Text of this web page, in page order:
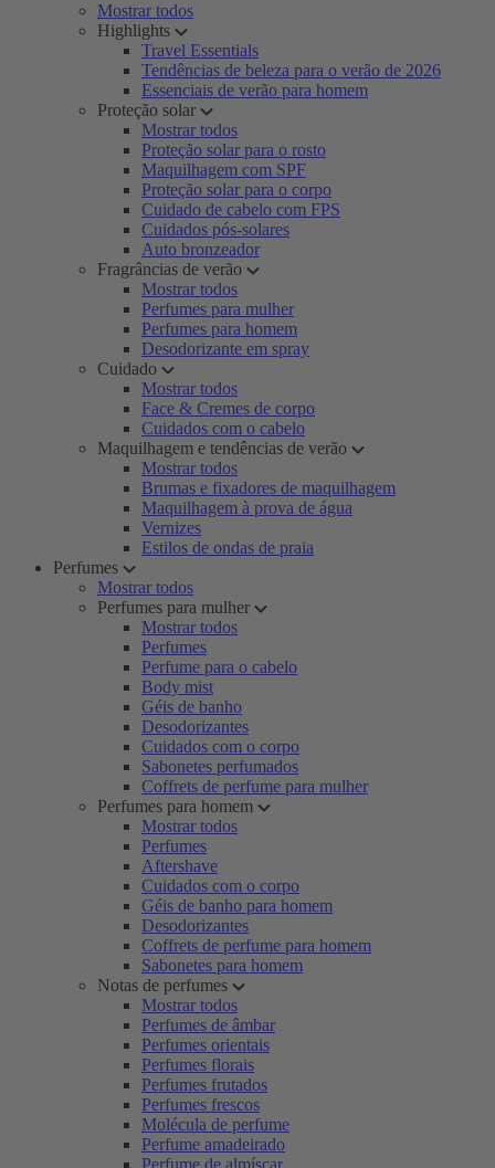
Mostrar todos
Highlights
Travel Essentials
Tendências de beleza para o verão de 2026
Essenciais de verão para homem
Proteção solar
Mostrar todos
Proteção solar para o rosto
Maquilhagem com SPF
Proteção solar para o corpo
Cuidado de cabelo com FPS
Cuidados pós-solares
Auto bronzeador
Fragrâncias de verão
Mostrar todos
Perfumes para mulher
Perfumes para homem
Desodorizante em spray
Cuidado
Mostrar todos
Face & Cremes de corpo
Cuidados com o cabelo
Maquilhagem e tendências de verão
Mostrar todos
Brumas e fixadores de maquilhagem
Maquilhagem à prova de água
Vernizes
Estilos de ondas de praia
Perfumes
Mostrar todos
Perfumes para mulher
Mostrar todos
Perfumes
Perfume para o cabelo
Body mist
Géis de banho
Desodorizantes
Cuidados com o corpo
Sabonetes perfumados
Coffrets de perfume para mulher
Perfumes para homem
Mostrar todos
Perfumes
Aftershave
Cuidados com o corpo
Géis de banho para homem
Desodorizantes
Coffrets de perfume para homem
Sabonetes para homem
Notas de perfumes
Mostrar todos
Perfumes de âmbar
Perfumes orientais
Perfumes florais
Perfumes frutados
Perfumes frescos
Molécula de perfume
Perfume amadeirado
Perfume de almíscar